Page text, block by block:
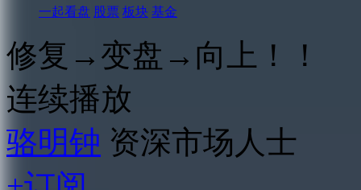
一起看盘 股票 板块 基金
修复→变盘→向上！！
连续播放
骆明钟 资深市场人士